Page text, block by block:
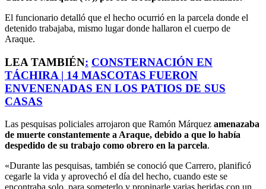
El funcionario detalló que el hecho ocurrió en la parcela donde el
detenido trabajaba, mismo lugar donde hallaron el cuerpo de
Araque.
LEA TAMBIÉN: CONSTERNACIÓN EN
TÁCHIRA | 14 MASCOTAS FUERON
ENVENENADAS EN LOS PATIOS DE SUS
CASAS
Las pesquisas policiales arrojaron que Ramón Márquez amenazaba
de muerte constantemente a Araque, debido a que lo había
despedido de su trabajo como obrero en la parcela.
«Durante las pesquisas, también se conoció que Carrero, planificó
cegarle la vida y aprovechó el día del hecho, cuando este se